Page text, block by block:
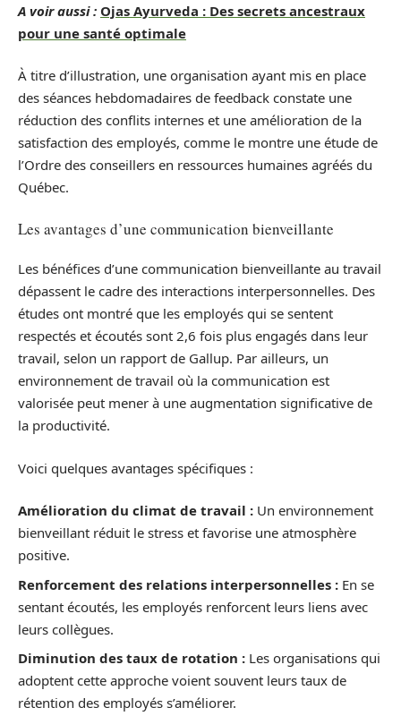
A voir aussi : Ojas Ayurveda : Des secrets ancestraux
pour une santé optimale
À titre d’illustration, une organisation ayant mis en place
des séances hebdomadaires de feedback constate une
réduction des conflits internes et une amélioration de la
satisfaction des employés, comme le montre une étude de
l’Ordre des conseillers en ressources humaines agréés du
Québec.
Les avantages d’une communication bienveillante
Les bénéfices d’une communication bienveillante au travail
dépassent le cadre des interactions interpersonnelles. Des
études ont montré que les employés qui se sentent
respectés et écoutés sont 2,6 fois plus engagés dans leur
travail, selon un rapport de Gallup. Par ailleurs, un
environnement de travail où la communication est
valorisée peut mener à une augmentation significative de
la productivité.
Voici quelques avantages spécifiques :
Amélioration du climat de travail : Un environnement
bienveillant réduit le stress et favorise une atmosphère
positive.
Renforcement des relations interpersonnelles : En se
sentant écoutés, les employés renforcent leurs liens avec
leurs collègues.
Diminution des taux de rotation : Les organisations qui
adoptent cette approche voient souvent leurs taux de
rétention des employés s’améliorer.